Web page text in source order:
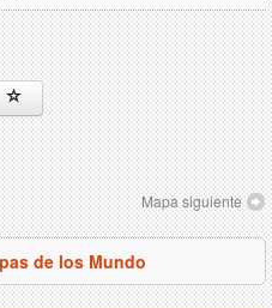
Mapa siguiente
de los Mundo